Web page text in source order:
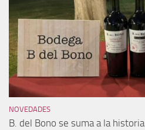
NOVEDADES
B. del Bono se suma a la historia